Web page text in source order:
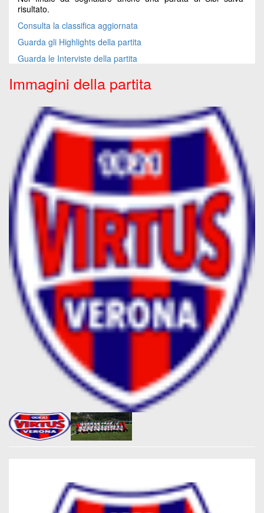
risultato.
Consulta la classifica aggiornata
Guarda gli Highlights della partita
Guarda le Interviste della partita
Immagini della partita